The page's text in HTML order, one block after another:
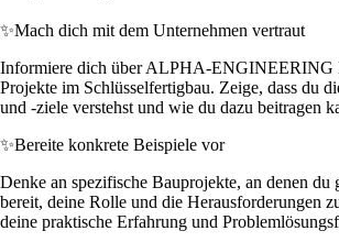
✨Mach dich mit dem Unternehmen vertraut
Informiere dich über ALPHA-ENGINEERING
Projekte im Schlüsselfertigbau. Zeige, dass du
und -ziele verstehst und wie du dazu beitragen
✨Bereite konkrete Beispiele vor
Denke an spezifische Bauprojekte, an denen du
bereit, deine Rolle und die Herausforderungen
deine praktische Erfahrung und